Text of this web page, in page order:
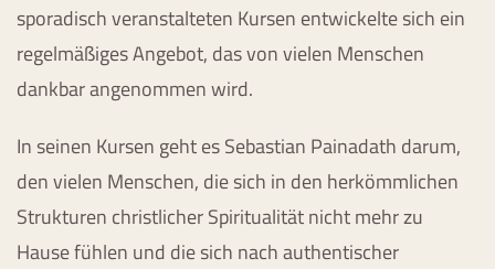
sporadisch veranstalteten Kursen entwickelte sich ein
regelmäßiges Angebot, das von vielen Menschen
dankbar angenommen wird.
In seinen Kursen geht es Sebastian Painadath darum,
den vielen Menschen, die sich in den herkömmlichen
Strukturen christlicher Spiritualität nicht mehr zu
Hause fühlen und die sich nach authentischer